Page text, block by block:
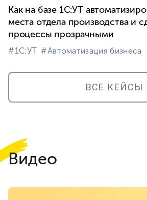
Как на базе 1С:УТ
места отдела производства и
процессы прозрачными
#⁣1С:УТ #⁣Автоматизация бизнеса
ВСЕ КЕЙСЫ
Видео